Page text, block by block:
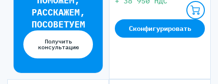
РАССКАЖЕМ,
ПОСОВЕТУЕМ
Получить
консультацию
Сконфигурировать